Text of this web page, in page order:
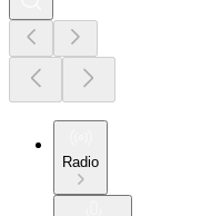
Radio